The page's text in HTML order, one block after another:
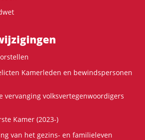
Kamerleden en bewindspersonen
vervanging volksvertegenwoordigers
Kamer (2023-)
van het gezins- en familieleven